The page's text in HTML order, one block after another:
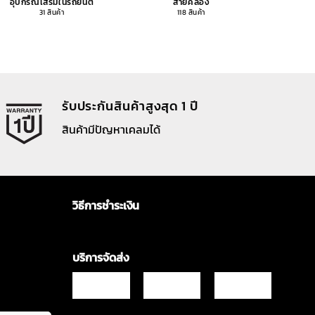
31 สินค้า 118 สินค้า
รับประกันสินค้าสูงสุด 1 ปี
สินค้ามีปัญหาเคลมได้
วิธีการชำระเงิน
บริการจัดส่ง